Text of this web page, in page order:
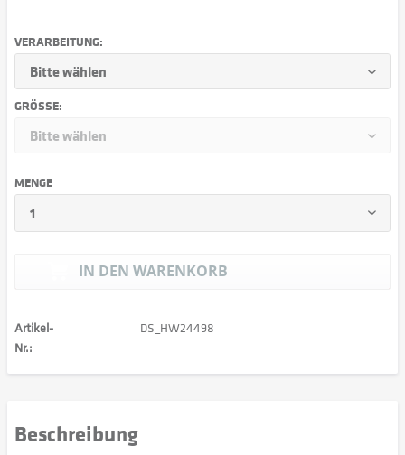
VERARBEITUNG:
GRÖSSE:
MENGE
IN DEN WARENKORB
Artikel-
Nr.:
DS_HW24498
Beschreibung